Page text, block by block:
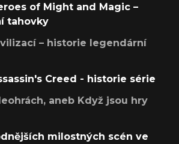
of Might and Magic –
tahovky
– historie legendární
Creed - historie série
aneb Když jsou hry
milostných scén ve